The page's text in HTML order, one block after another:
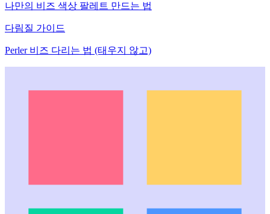
나만의 비즈 색상 팔레트 만드는 법
다림질 가이드
Perler 비즈 다리는 법 (태우지 않고)